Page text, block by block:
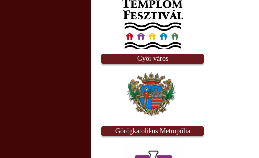
Győr város
Görögkatolikus Metropólia